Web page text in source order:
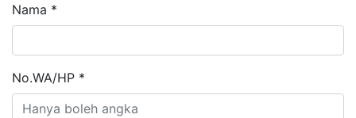
Nama *
No.WA/HP *